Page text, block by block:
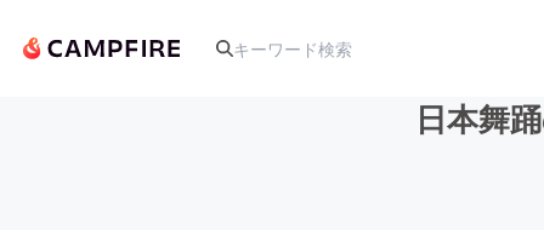
日本舞